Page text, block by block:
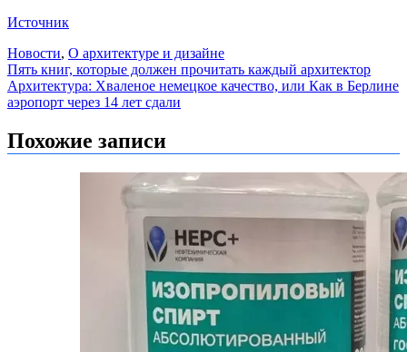
Источник
Новости, О архитектуре и дизайне
Навигация
по
Пять книг, которые должен прочитать каждый архитектор
Архитектура: Хваленое немецкое качество, или Как в Берлине
аэропорт через 14 лет сдали
Похожие записи